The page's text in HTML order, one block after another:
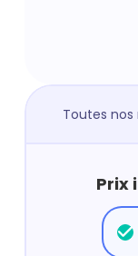
Toutes nos
Prix